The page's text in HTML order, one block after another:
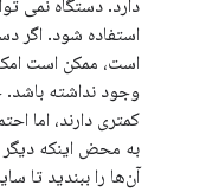
دارد. دستگاه نمی
استفاده شود. اگر
است، ممکن است
وجود نداشته باشد.
کمتری دارند، اما
به محض اینکه دیگر
آن‌ها را ببندید تا